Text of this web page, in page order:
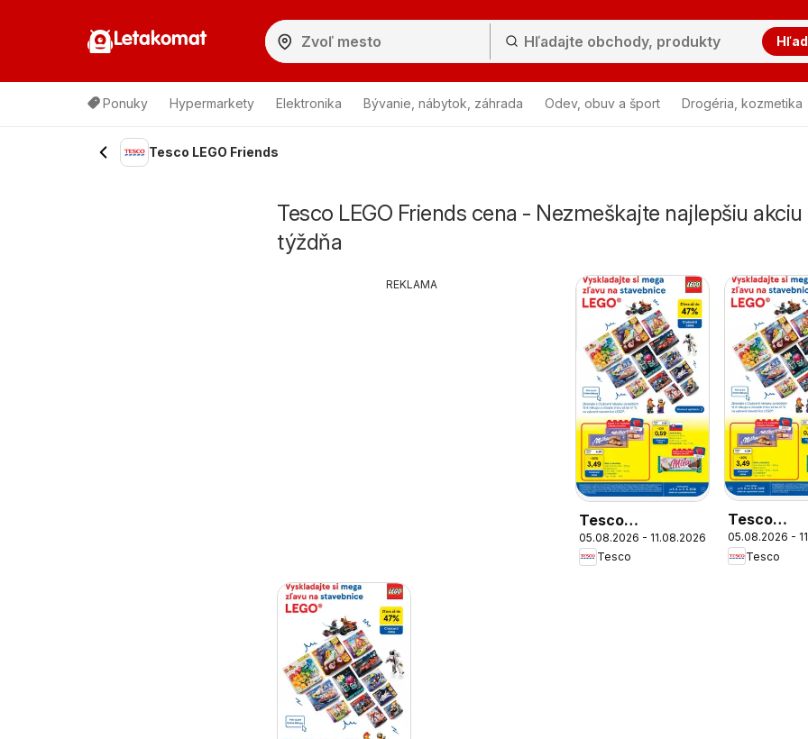
Letakomat
Ponuky Hypermarkety Elektronika Bývanie, nábytok, záhrada Odev, obuv a šport Drogéria, kozmetika
Tesco LEGO Friends
Tesco LEGO Friends cena - Nezmeškajte najlepšiu akciu
týždňa
REKLAMA
Tesco
Hypermarket -
leták
05.08.2026 - 11.08.2026
Tesco
Tesco
leták
05.08.2026 -
Tesco